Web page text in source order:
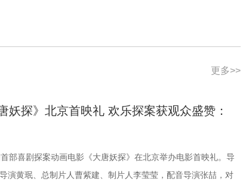
更多>>
妖探》北京首映礼 欢乐探案获观众盛赞：
部喜剧探案动画电影《大唐妖探》在北京举办电影首映礼。导
演黄珉、总制片人曹紫建、制片人李莹莹，配音导演张喆，对